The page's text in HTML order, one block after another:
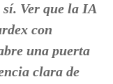
sí. Ver que la IA
con
una puerta
clara de